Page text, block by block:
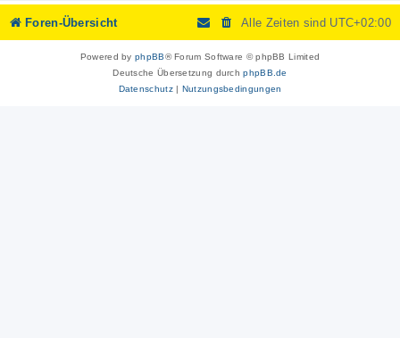
Foren-Übersicht Alle Zeiten sind UTC+02:00
Powered byphpBB® Forum Software © phpBB Limited
Deutsche Übersetzung durchphpBB.de
Datenschutz| Nutzungsbedingungen